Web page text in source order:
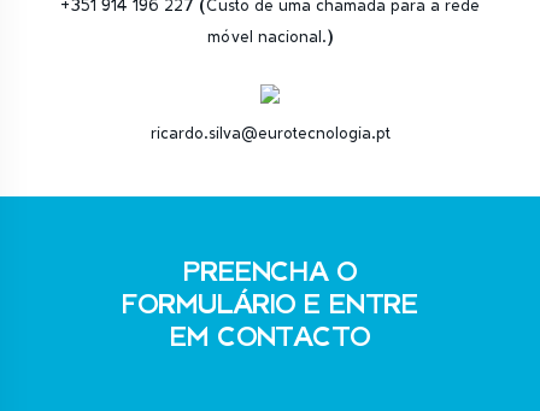
+351 914 196 227 (Custo de uma chamada para a rede
móvel nacional.)
ricardo.silva@eurotecnologia.pt
PREENCHA O
FORMULÁRIO E ENTRE
EM CONTACTO